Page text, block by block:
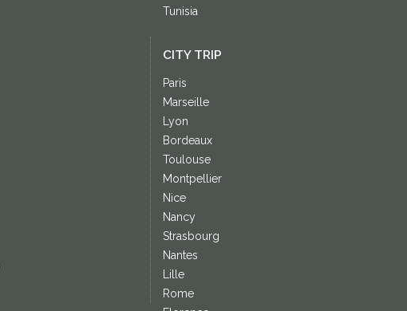
Tunisia
CITY TRIP
Paris
Marseille
Lyon
Bordeaux
Toulouse
Montpellier
Nice
Nancy
Strasbourg
Nantes
Lille
Rome